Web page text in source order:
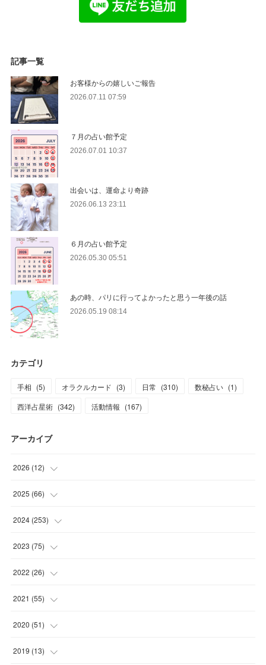
記事一覧
お客様からの嬉しいご報告
2026.07.11 07:59
７月の占い館予定
2026.07.01 10:37
出会いは、運命より奇跡
2026.06.13 23:11
６月の占い館予定
2026.05.30 05:51
あの時、パリに行ってよかったと思う一年後の話
2026.05.19 08:14
カテゴリ
手相 (5) オラクルカード (3) 日常 (310) 数秘占い (1)
西洋占星術 (342) 活動情報 (167)
アーカイブ
2026 (12)
(2
(1)
(3
(1
2025 (66)
(3)
(3
(2
(4
2024 (253)
(14 )
(21 )
(22
(26
2023 (75)
(23 )
(30 )
(6
(5
2022 (26)
(1
(1
(1
2021 (55)
(4
(4
2020 (51)
(5
2019 (13)